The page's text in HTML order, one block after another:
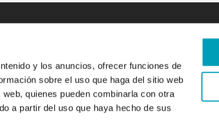
y los anuncios, ofrecer funciones de
sobre el uso que haga del sitio web
quienes pueden combinarla con otra
a partir del uso que haya hecho de sus
RECURSOS